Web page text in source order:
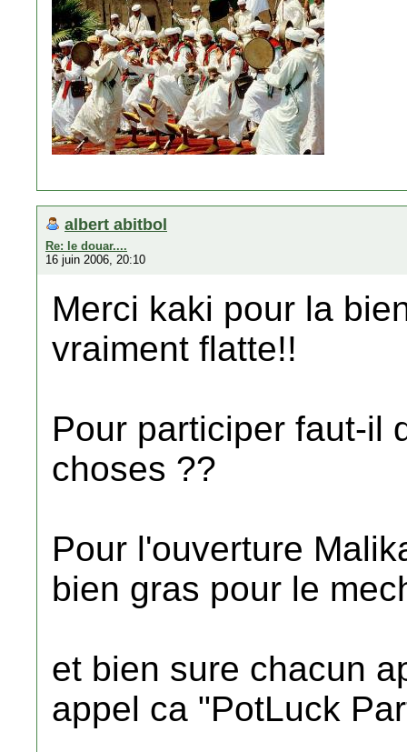
albert abitbol
Re: le douar....
16 juin 2006, 20:10
Merci kaki pour la
vraiment flatte!!
Pour participer faut-il
choses ??
Pour l'ouverture
bien gras pour le
et bien sure chacun
appel ca "PotLuck